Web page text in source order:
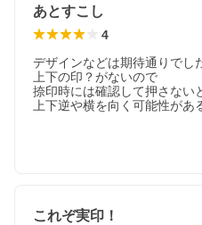
あとすこし
4
デザインなどは期待通りでし
上下の印？がないので
捺印時には確認して押さない
上下逆や横を向く可能性があ
これぞ実印！